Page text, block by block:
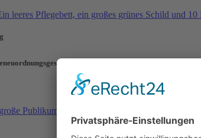
zu verhindern